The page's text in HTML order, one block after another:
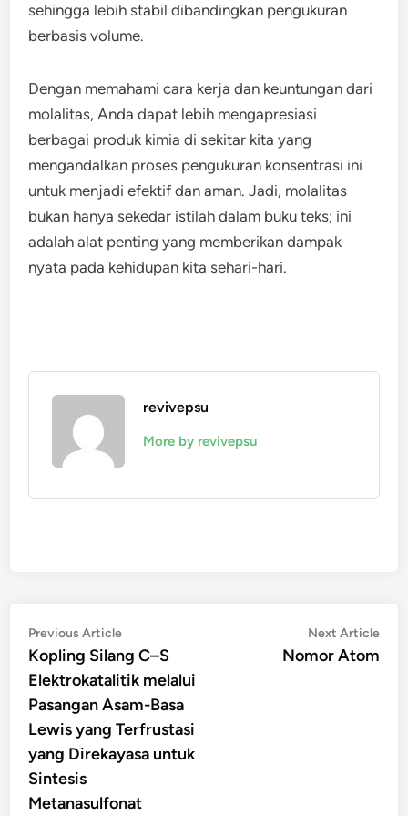
sehingga lebih stabil dibandingkan pengukuran
berbasis volume.
Dengan memahami cara kerja dan keuntungan dari
molalitas, Anda dapat lebih mengapresiasi
berbagai produk kimia di sekitar kita yang
mengandalkan proses pengukuran konsentrasi ini
untuk menjadi efektif dan aman. Jadi, molalitas
bukan hanya sekedar istilah dalam buku teks; ini
adalah alat penting yang memberikan dampak
nyata pada kehidupan kita sehari-hari.
revivepsu
More by revivepsu
Navigasi
pos
Previous ArticlePrevious
article:
Kopling Silang C–S
Elektrokatalitik melalui
Pasangan Asam-Basa
Lewis yang Terfrustasi
yang Direkayasa untuk
Sintesis
Metanasulfonat
Next Article
Nomor Atom